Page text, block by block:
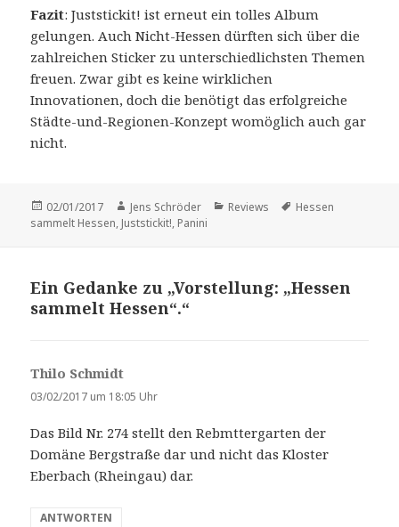
Fazit: Juststickit! ist erneut ein tolles Album
gelungen. Auch Nicht-Hessen dürften sich über die
zahlreichen Sticker zu unterschiedlichsten Themen
freuen. Zwar gibt es keine wirklichen
Innovationen, doch die benötigt das erfolgreiche
Städte-und-Regionen-Konzept womöglich auch gar
nicht.
Veröffentlicht
am
02/01/2017 Autor
Jens Schröder Kategorien
Reviews Schlagwörter
Hessen
sammelt Hessen, Juststickit!, Panini
Ein Gedanke zu „Vorstellung: „Hessen
sammelt Hessen“.“
Thilo Schmidt
a
t
:
03/02/2017 um 18:05 Uhr
Das Bild Nr. 274 stellt den Rebmttergarten der
Domäne Bergstraße dar und nicht das Kloster
Eberbach (Rheingau) dar.
ANTWORTEN